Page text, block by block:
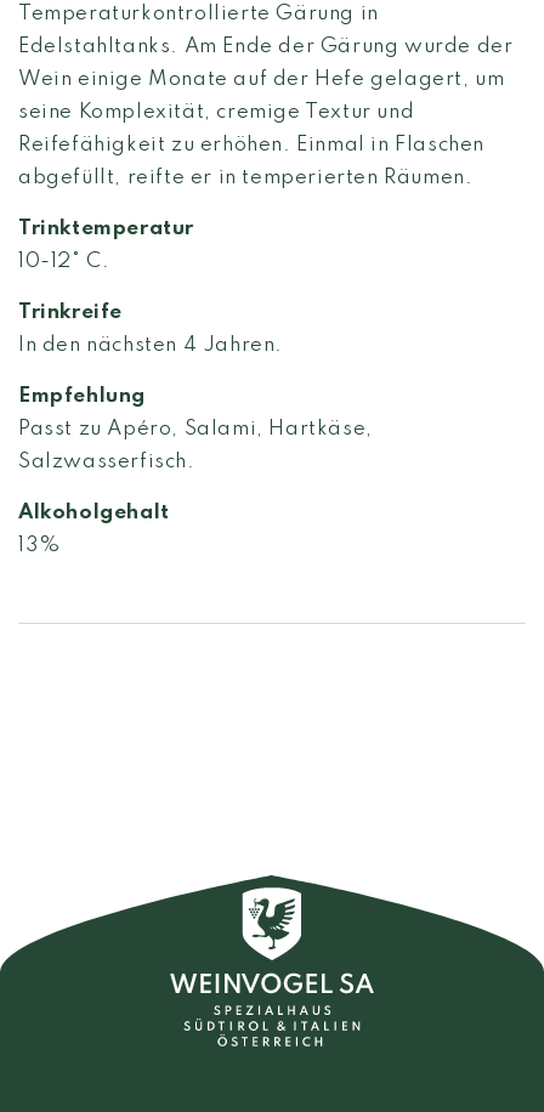
Temperaturkontrollierte Gärung in
Edelstahltanks. Am Ende der Gärung wurde der
Wein einige Monate auf der Hefe gelagert, um
seine Komplexität, cremige Textur und
Reifefähigkeit zu erhöhen. Einmal in Flaschen
abgefüllt, reifte er in temperierten Räumen.
Trinktemperatur
10-12° C.
Trinkreife
In den nächsten 4 Jahren.
Empfehlung
Passt zu Apéro, Salami, Hartkäse,
Salzwasserfisch.
Alkoholgehalt
13 %